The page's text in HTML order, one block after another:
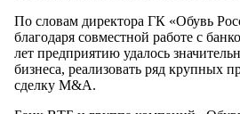
По словам директора ГК «Обувь
благодаря совместной работе с
лет предприятию удалось
бизнеса, реализовать ряд крупных
сделку M&A.